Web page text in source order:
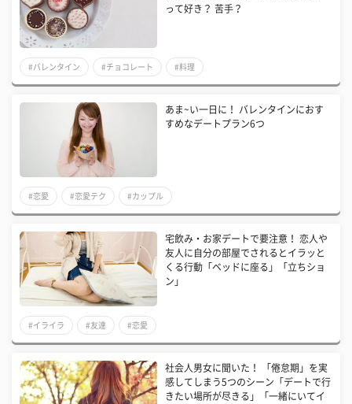
って好き？ 苦手？
#バレンタイン #チョコレート #料理
あま~い一日に！ バレンタインにおす
すめなデートプラン6つ
#恋愛 #恋愛テク #カップル
宅飲み・お家デートで要注意！ 恋人や
友人に自分の部屋でされるとイラッと
くる行動「ベッドに座る」「立ちショ
ン」
#イライラ #友達 #恋愛
社会人男女に聞いた！ 「倦怠期」を実
感してしまう5つのシーン「デートで行
きたい場所が尽きる」「一緒にいてイ